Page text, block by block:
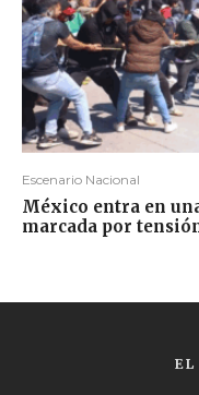
Escenario Nacional
México entra en
marcada por
EL